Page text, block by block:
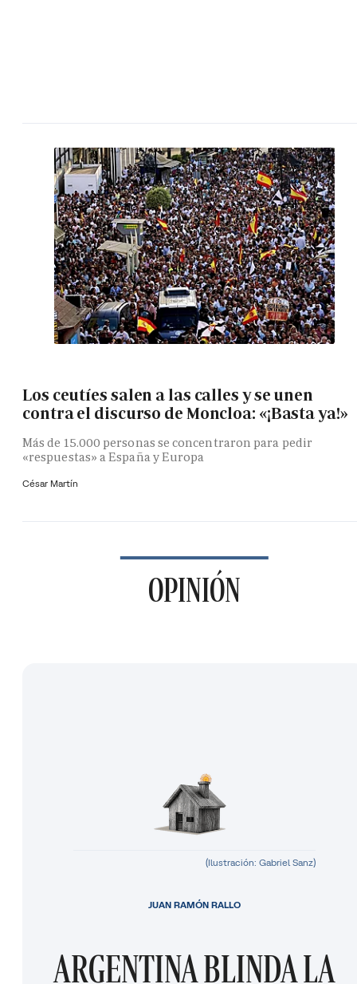
Los ceutíes salen a las calles y se unen
contra el discurso de Moncloa: «¡Basta ya!»
Más de 15.000 personas se concentraron para pedir
«respuestas» a España y Europa
César Martín
OPINIÓN
(Ilustración: Gabriel Sanz)
ARGENTINA BLINDA LA
JUAN RAMÓN RALLO